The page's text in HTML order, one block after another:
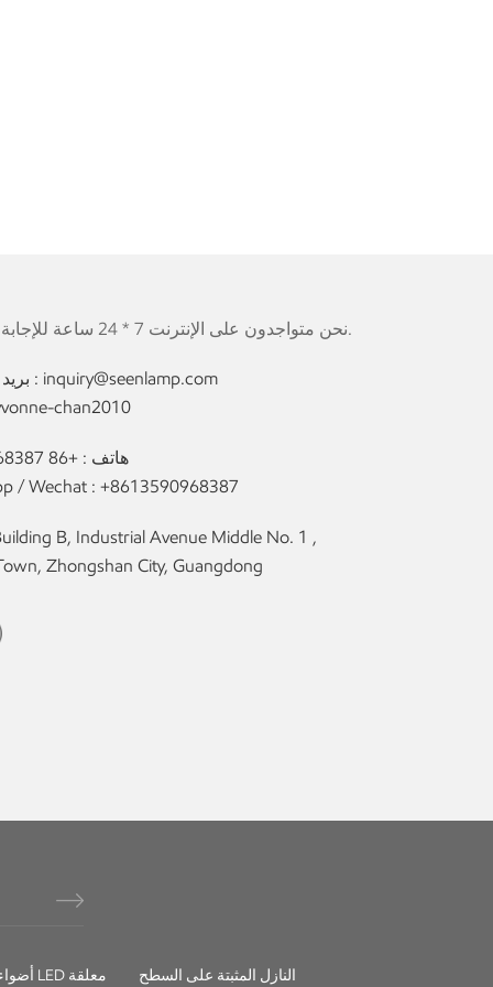
نحن متواجدون على الإنترنت 7 * 24 ساعة للإجابة على جميع أسئلتك.
بريد إلكتروني : inquiry@seenlamp.com
chan2010
هاتف : +86 13590968387
/ Wechat :+8613590968387
Zhongshan City, Guangdong
أضواء خطية LED معلقة النازل المثبتة على السطح